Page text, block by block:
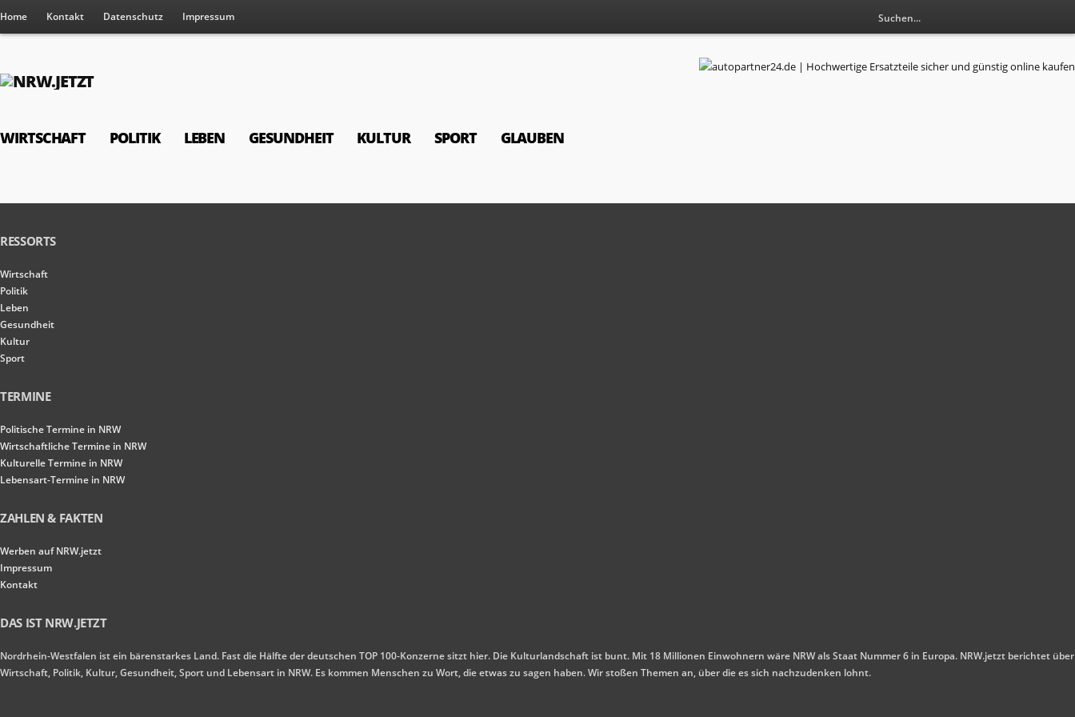
Home Kontakt Datenschutz Impressum
WIRTSCHAFT POLITIK LEBEN GESUNDHEIT KULTUR SPORT GLAUBEN
RESSORTS
Wirtschaft
Politik
Leben
Gesundheit
Kultur
Sport
TERMINE
Politische Termine in NRW
Wirtschaftliche Termine in NRW
Kulturelle Termine in NRW
Lebensart-Termine in NRW
ZAHLEN & FAKTEN
Werben auf NRW.jetzt
Impressum
Kontakt
DAS IST NRW.JETZT
Nordrhein-Westfalen ist ein bärenstarkes Land. Fast die Hälfte der deutschen TOP 100-Konzerne sitzt hier. Die Kulturlandschaft ist bunt. Mit 18 Millionen Einwohnern wäre NRW als Staat Nummer 6 in Europa. NRW.jetzt berichtet über
Wirtschaft, Politik, Kultur, Gesundheit, Sport und Lebensart in NRW. Es kommen Menschen zu Wort, die etwas zu sagen haben. Wir stoßen Themen an, über die es sich nachzudenken lohnt.